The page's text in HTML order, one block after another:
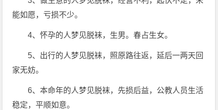
能如愿，亏损不少。
4、怀孕的人梦见脱袜，生男。春占生女。
5、出行的人梦见脱袜，照原路往返，延后一两天回
家无妨。
6、本命年的人梦见脱袜，先损后益，公教人员生活
稳定，平顺如意。